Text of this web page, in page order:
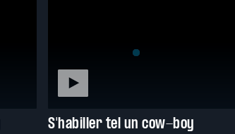
S'habiller tel un cow-boy